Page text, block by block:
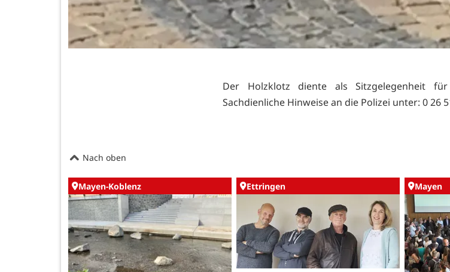
Der Holzklotz diente als Sitzgelegenheit
Sachdienliche Hinweise an die Polizei unter: 0 26
Nach oben
Mayen-Koblenz Ettringen Mayen